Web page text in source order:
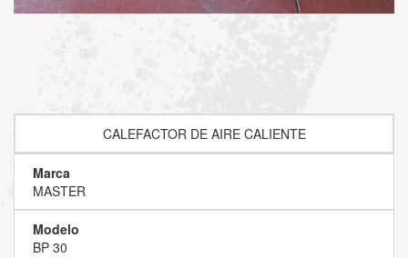
CALEFACTOR DE AIRE CALIENTE
Marca
MASTER
Modelo
BP 30